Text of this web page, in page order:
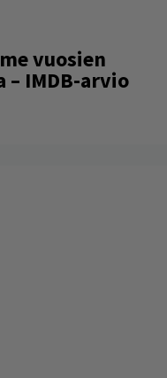
vuosien
IMDB-arvio